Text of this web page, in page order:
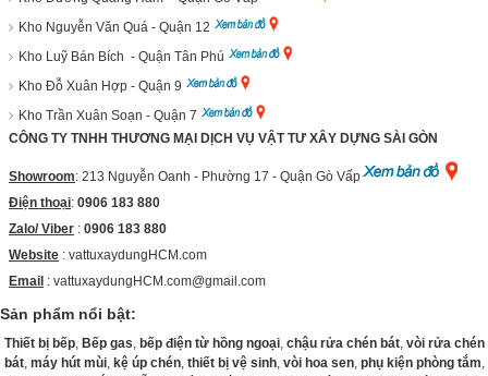
Kho Nguyễn Văn Quá - Quận 12
Kho Luỹ Bán Bích - Quận Tân Phú
Kho Đỗ Xuân Hợp - Quận 9
Kho Trần Xuân Soạn - Quận 7
CÔNG TY TNHH THƯƠNG MẠI DỊCH VỤ VẬT TƯ XÂY DỰNG SÀI GÒN
Showroom: 213 Nguyễn Oanh - Phường 17 - Quận Gò Vấp
Điện thoại: 0906 183 880
Zalo/ Viber : 0906 183 880
Website : vattuxaydungHCM.com
Email : vattuxaydungHCM.com@gmail.com
Sản phẩm nổi bật:
Thiết bị bếp, Bếp gas bếp điện từ hồng ngoại, chậu rửa chén bát, vòi rửa chén
bát, máy hút mùi, kệ úp chén, thiết bị vệ sinh, vòi hoa sen, phụ kiện phòng tắm